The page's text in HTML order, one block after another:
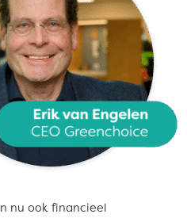
nu ook financieel